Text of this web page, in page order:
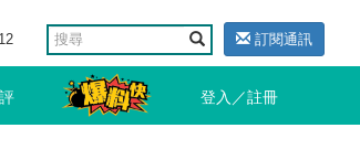
訂閱通訊
登入／註冊